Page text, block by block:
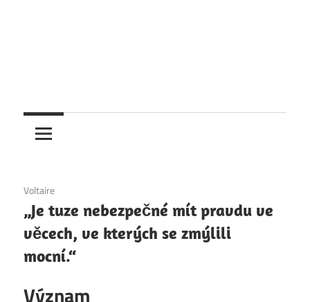
6. 12. 2020
Voltaire
„Je tuze nebezpečné mít pravdu ve
věcech, ve kterých se zmýlili
mocní.“
Význam